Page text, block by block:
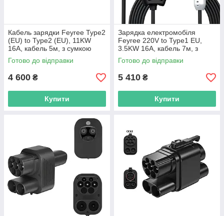
Кабель зарядки Feyree Type2
(EU) to Type2 (EU), 11KW
16A, кабель 5м, з сумкою
Готово до відправки
4 600 ₴
Купити
Зарядка електромобіля
Feyree 220V to Type1 EU,
3.5KW 16A, кабель 7м, з
сумкою
Готово до відправки
5 410 ₴
Купити